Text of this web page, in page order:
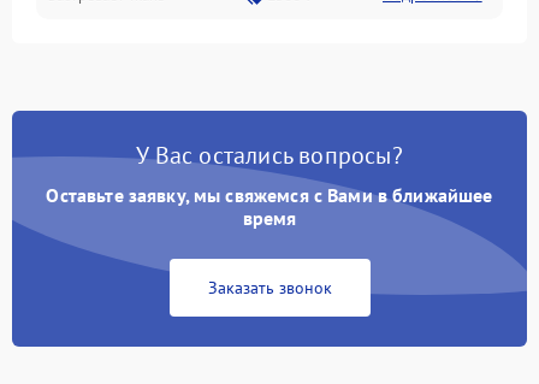
Не работают кнопки
У Вас остались вопросы?
Оставьте заявку, мы свяжемся с Вами в ближайшее
время
Заказать звонок